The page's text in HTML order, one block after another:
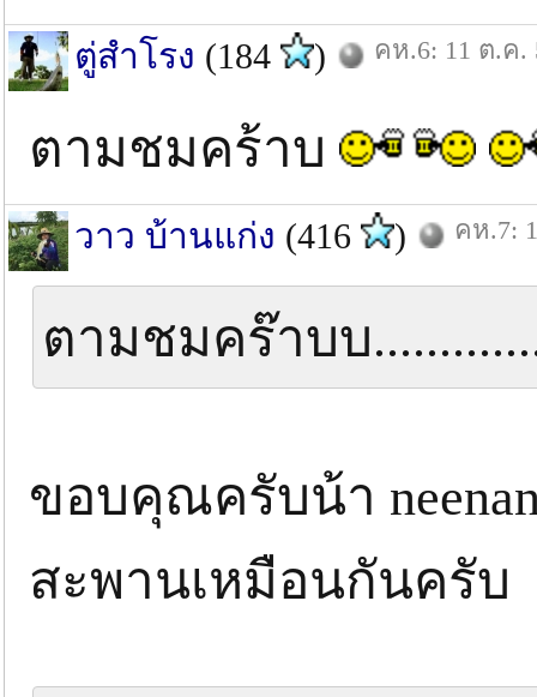
ตู่สำโรง (184 ) คห.6: 11 ต.ค.
ตามชมคร้าบ
วาว บ้านแก่ง (416 ) คห.7:
ตามชมคร๊าบบ
ขอบคุณครับน้า
สะพานเหมือนกันครับ